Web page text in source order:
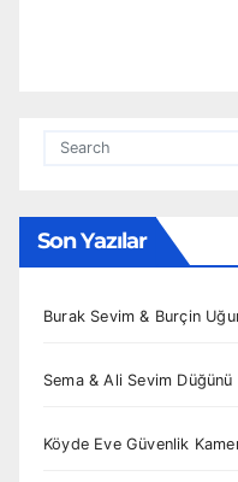
Son Yazılar
Burak Sevim & Burçin
Sema & Ali Sevim Düğünü
Köyde Eve Güvenlik